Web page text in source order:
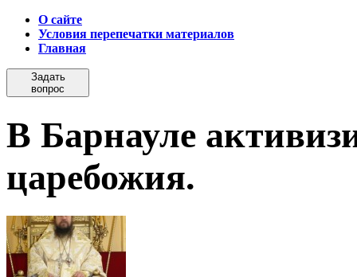
О сайте
Условия перепечатки материалов
Главная
Задать
вопрос
В Барнауле
царебожия.